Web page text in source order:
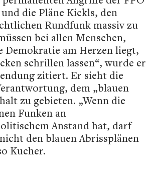
die Pläne Kickls, den
Rundfunk massiv zu
bei allen Menschen,
Demokratie am Herzen liegt,
schrillen lassen“, wurde er
zitiert. Er sieht die
dem „blauen
zu gebieten. „Wenn die
Funken an
Anstand hat, darf
den blauen Abrissplänen
Kucher.